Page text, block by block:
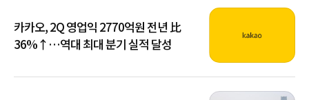
카카오, 2Q 영업익 2770억원 전년 比
36%↑…역대 최대 분기 실적 달성